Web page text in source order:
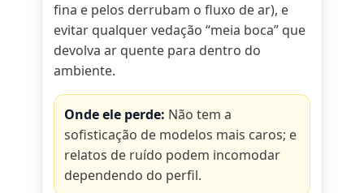
fina e pelos derrubam o fluxo de ar), e
evitar qualquer vedação “meia boca” que
devolva ar quente para dentro do
ambiente.
Onde ele perde: Não tem a
sofisticação de modelos mais caros; e
relatos de ruído podem incomodar
dependendo do perfil.